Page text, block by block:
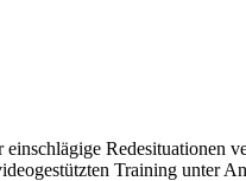
Redesituationen
Training unter